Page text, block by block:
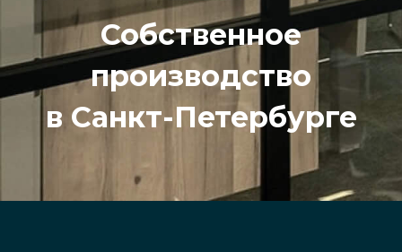
Собственное
производство
в Санкт-Петербурге